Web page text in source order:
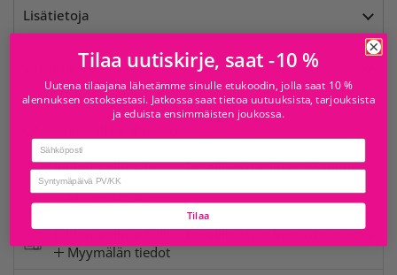
Lisätietoja
Varoitukset
Juhlamaailma Iso
Omena
Myymälän tiedot
Tavallisesti valmis 24 tunnissa
Juhlamaailma Sello
Myymälän tiedot
Tavallisesti valmis 24 tunnissa
Tilaa uutiskirje, saat -10 %
Uutena tilaajana lähetämme sinulle etukoodin, jolla saat 10 %
alennuksen ostoksestasi. Jatkossa saat tietoa uutuuksista, tarjouksista
ja eduista ensimmäisten joukossa.
Email
birthday
Tilaa